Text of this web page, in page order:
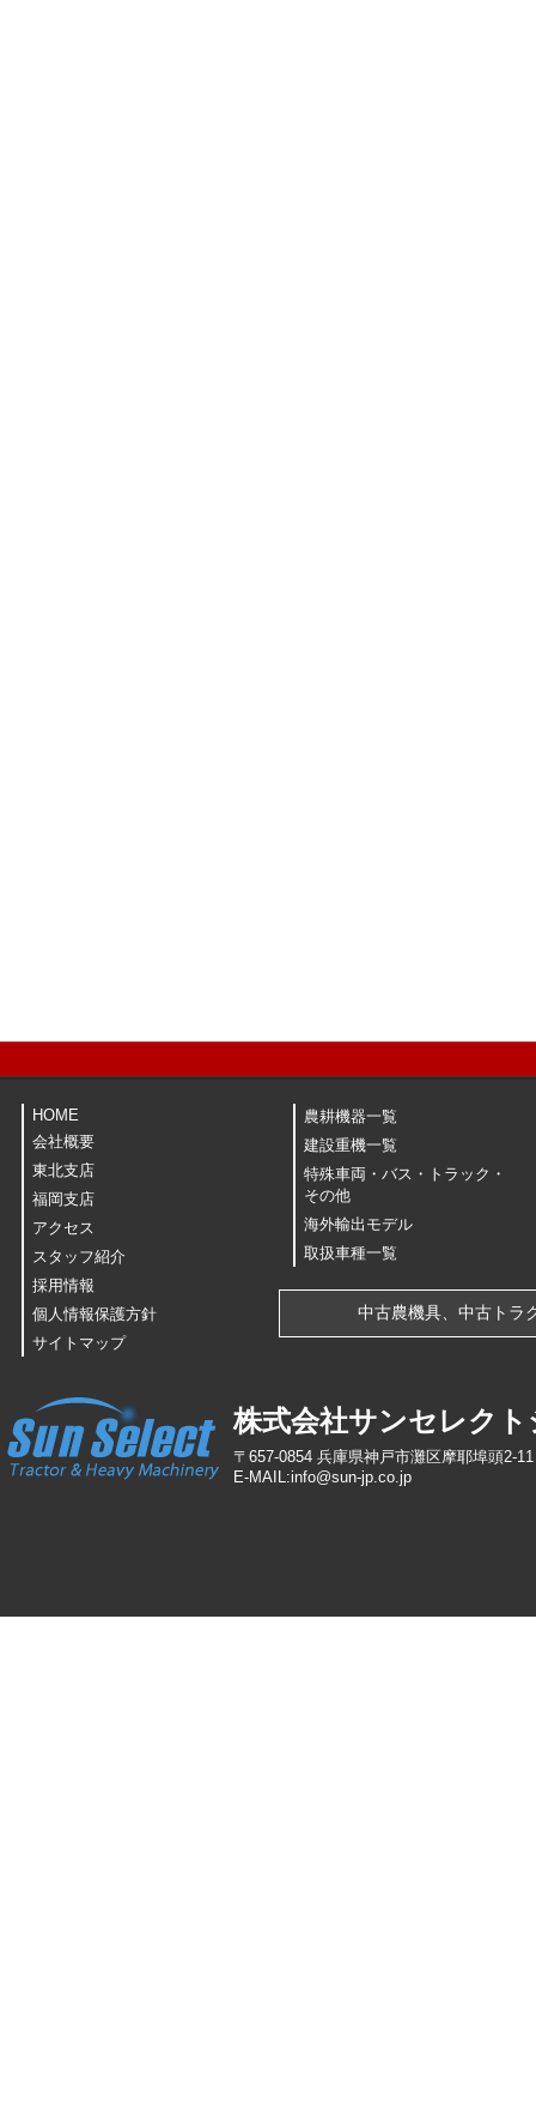
HOME
会社概要
東北支店
福岡支店
アクセス
スタッフ紹介
採用情報
個人情報保護方針
サイトマップ
農耕機器一覧
建設重機一覧
特殊車両・バス・トラック・
その他
海外輸出モデル
取扱車種一覧
中古農機具、中古トラ
株式会社サンセレク
〒657-0854 兵庫県神戸市灘区摩耶埠頭2-
E-MAIL:info@sun-jp co jp